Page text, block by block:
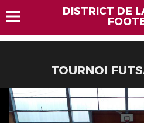
DISTRICT DE
TOURNOI